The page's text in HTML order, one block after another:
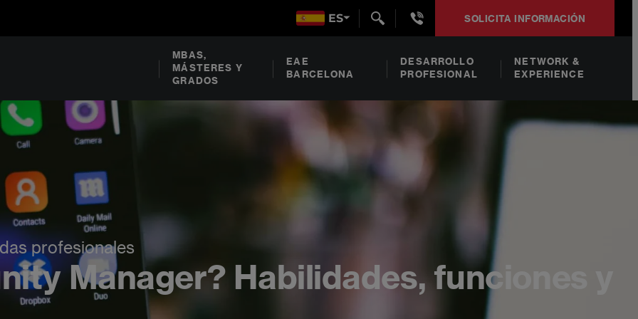
ES +34932492938SOLICITA INFORMACIÓN
MBAS,
MÁSTERES Y
GRADOS
EAE
BARCELONA
DESARROLLO
PROFESIONAL
NETWORK &
EXPERIENCE
profesionales
Manager? Habilidades, funciones y